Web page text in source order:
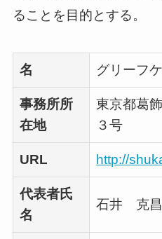
ることを目的とする。
名 グリーフ
事務所所
在地
東京都葛
３号
URL http://
代表者氏
名
石井 克